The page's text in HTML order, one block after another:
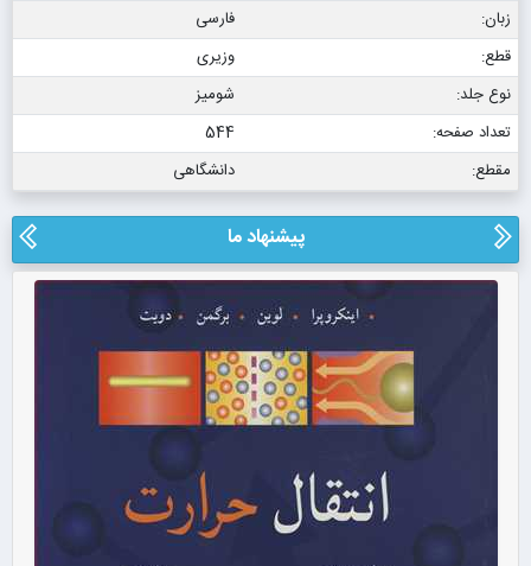
زبان:
فارسی
قطع:
وزیری
نوع جلد:
شومیز
تعداد صفحه:
544
مقطع:
دانشگاهی
پیشنهاد ما